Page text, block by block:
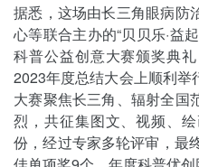
据悉，这场由长三角眼病防
心等联合主办的“贝贝乐·益
科普公益创意大赛颁奖典
2023年度总结大会上顺利举
大赛聚焦长三角、辐射全国
烈，共征集图文、视频、
份，经过专家多轮评审，最